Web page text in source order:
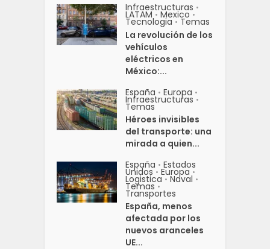
Infraestructuras •
LATAM • Mexico •
Tecnologia • Temas
La revolución de los
vehículos
eléctricos en
México:...
España • Europa •
Infraestructuras •
Temas
Héroes invisibles
del transporte: una
mirada a quien...
España • Estados
Unidos • Europa •
Logistica • Naval •
Temas •
Transportes
España, menos
afectada por los
nuevos aranceles
UE...